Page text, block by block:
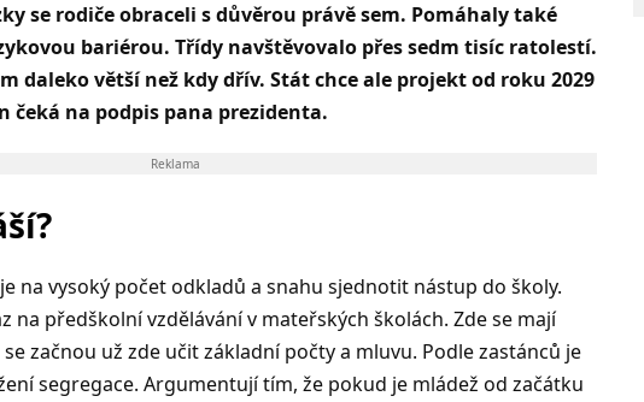
se rodiče obraceli s důvěrou právě sem. Pomáhaly také
bariérou. Třídy navštěvovalo přes sedm tisíc ratolestí.
daleko větší než kdy dřív. Stát chce ale projekt od roku 2029
čeká na podpis pana prezidenta.
Reklama
na vysoký počet odkladů a snahu sjednotit nástup do školy.
na předškolní vzdělávání v mateřských školách. Zde se mají
začnou už zde učit základní počty a mluvu. Podle zastánců je
segregace. Argumentují tím, že pokud je mládež od začátku